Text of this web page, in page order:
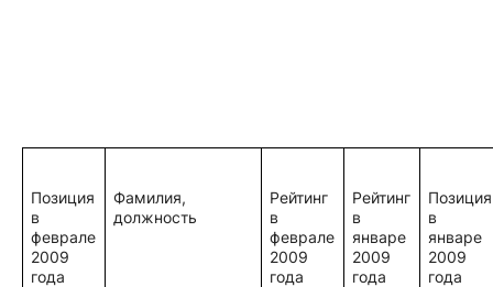
Позиция
в
феврале
2009
года
Фамилия,
должность
Рейтинг
в
феврале
2009
года
Рейтинг
в
январе
2009
года
Позиция
в
январе
2009
года